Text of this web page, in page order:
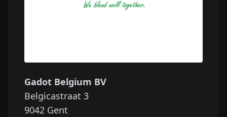
Gadot Belgium BV
Belgicastraat 3
9042 Gent